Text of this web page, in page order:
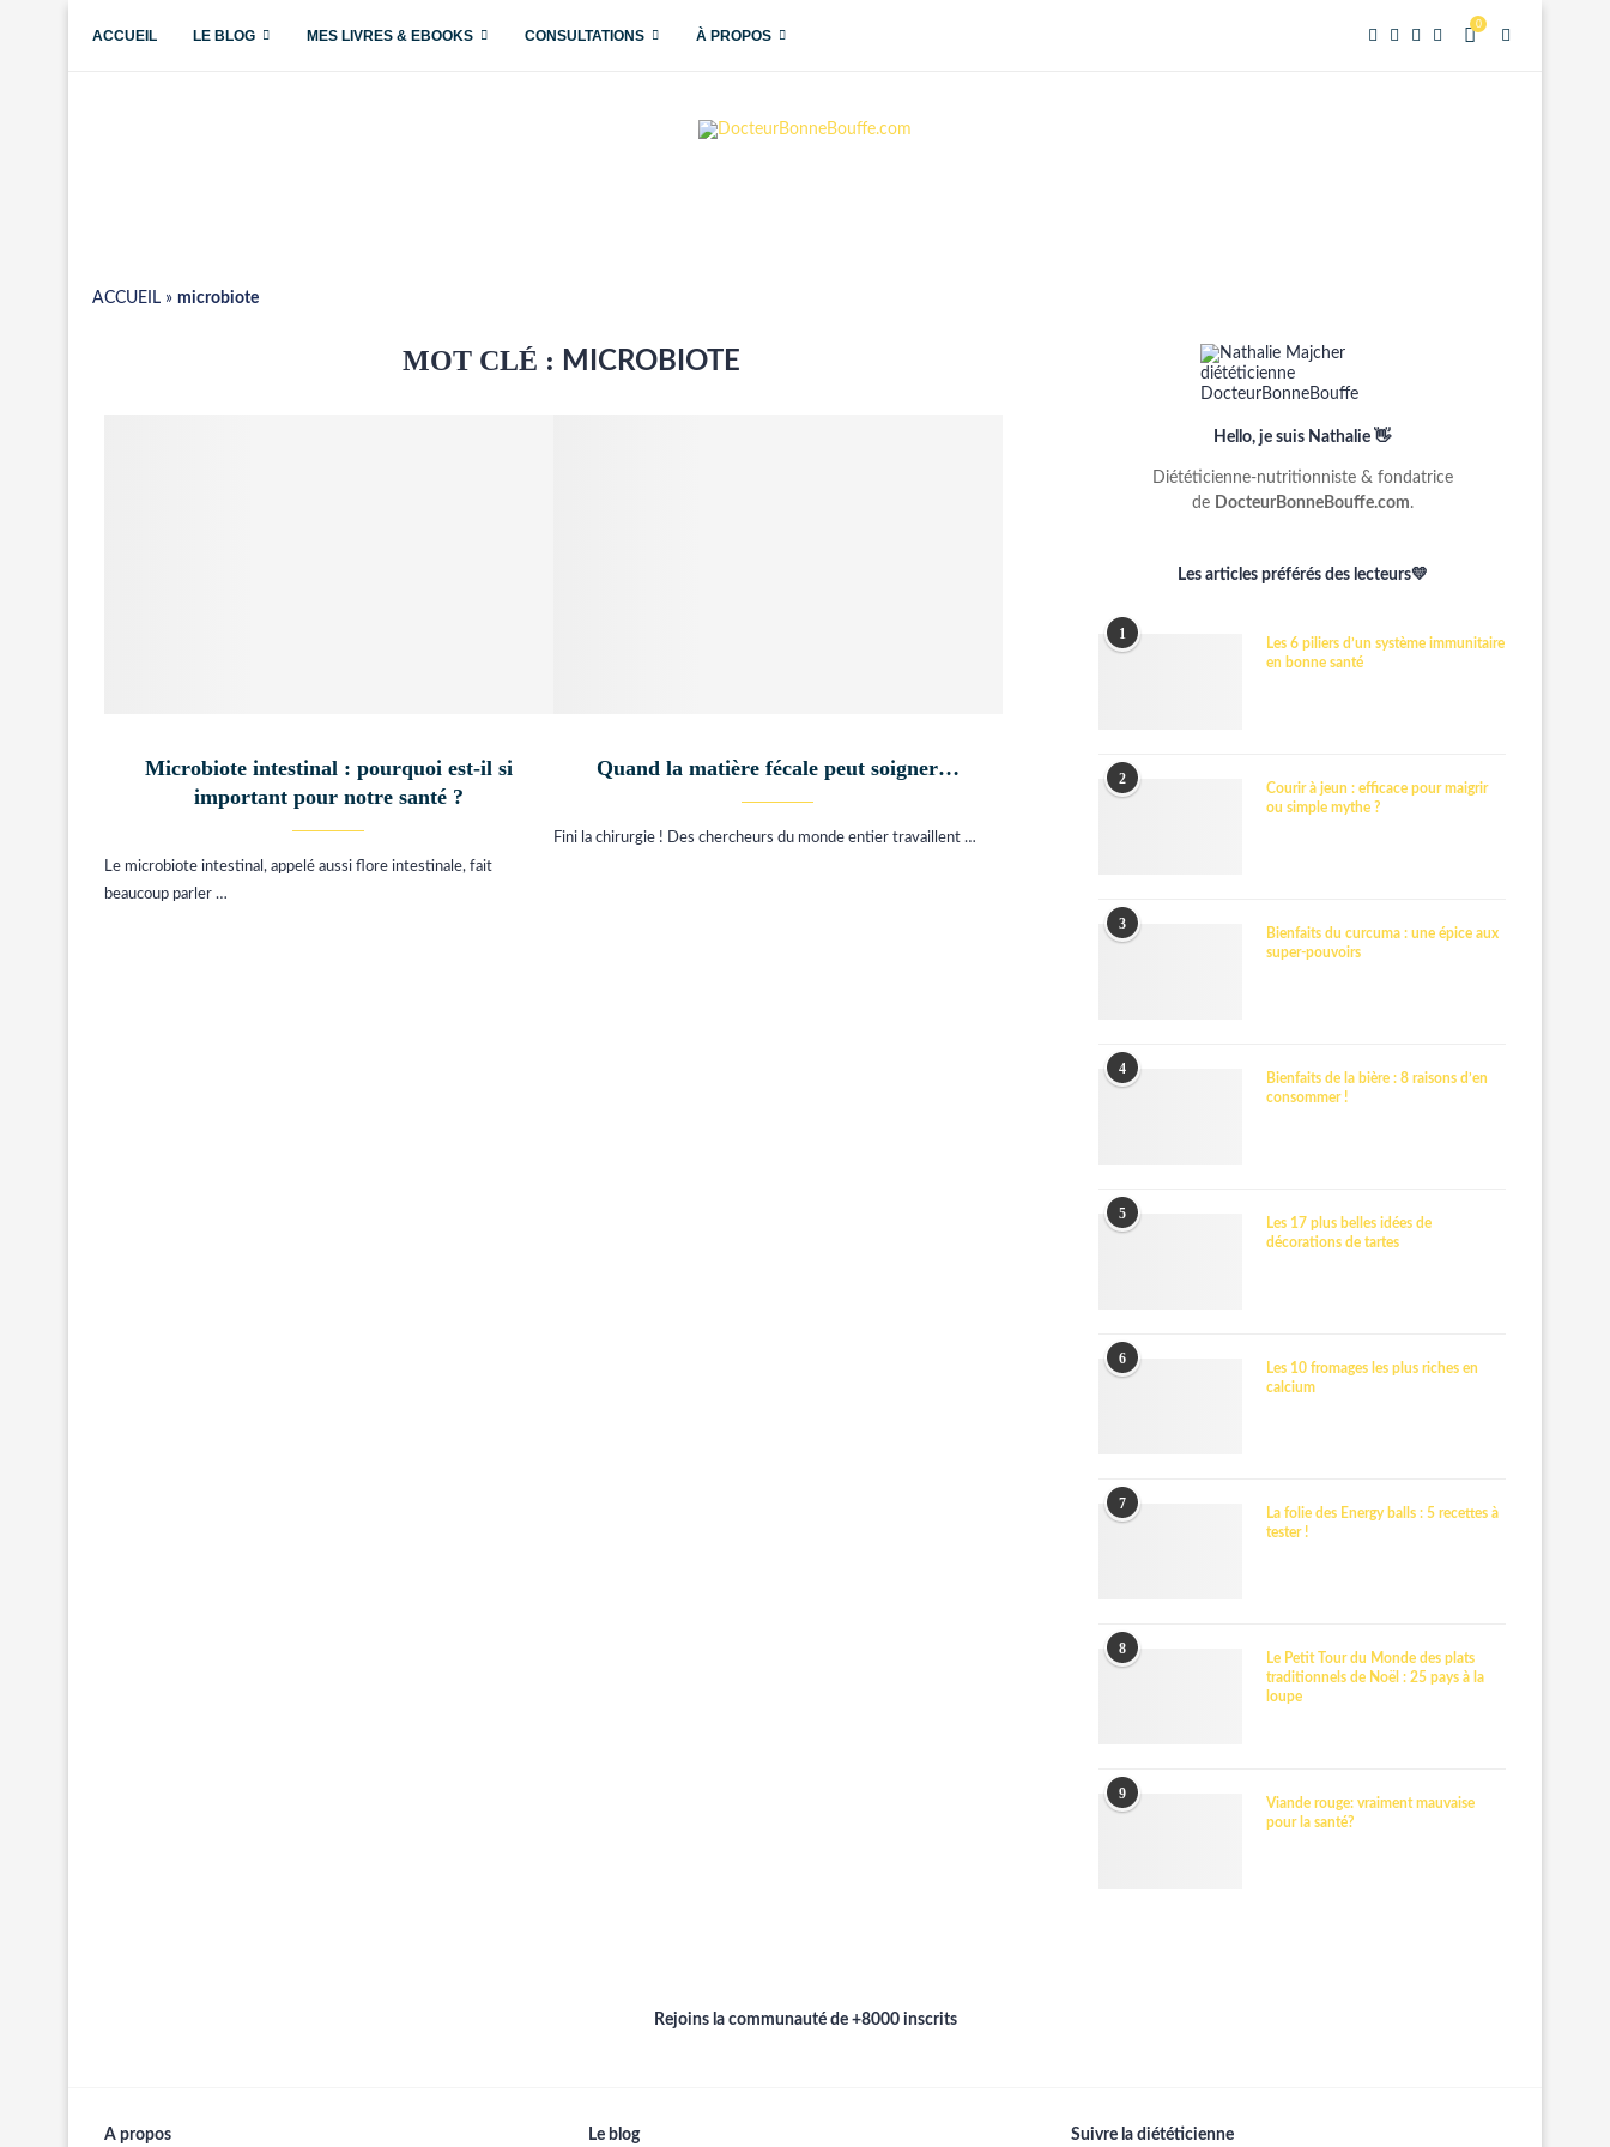
ACCUEIL LE BLOG MES LIVRES & EBOOKS CONSULTATIONS À PROPOS
0
ACCUEIL » microbiote
MOT CLÉ : MICROBIOTE
Microbiote intestinal : pourquoi est-il si
important pour notre santé ?
Le microbiote intestinal, appelé aussi flore intestinale, fait
beaucoup parler …
Quand la matière fécale peut soigner…
Fini la chirurgie ! Des chercheurs du monde entier travaillent …
Hello, je suis Nathalie 👋
Diététicienne-nutritionniste & fondatrice
de DocteurBonneBouffe.com.
Les articles préférés des lecteurs💛
1
Les 6 piliers d’un système immunitaire
en bonne santé
2
Courir à jeun : efficace pour maigrir
ou simple mythe ?
3
Bienfaits du curcuma : une épice aux
super-pouvoirs
4
Bienfaits de la bière : 8 raisons d’en
consommer !
5
Les 17 plus belles idées de
décorations de tartes
6
Les 10 fromages les plus riches en
calcium
7
La folie des Energy balls : 5 recettes à
tester !
8
Le Petit Tour du Monde des plats
traditionnels de Noël : 25 pays à la
loupe
9
Viande rouge: vraiment mauvaise
pour la santé?
Rejoins la communauté de +8000 inscrits
A propos Le blog Suivre la diététicienne